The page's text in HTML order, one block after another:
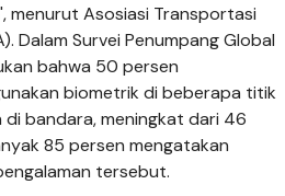
menurut Asosiasi Transportasi
Dalam Survei Penumpang Global
bahwa 50 persen
biometrik di beberapa titik
di bandara, meningkat dari 46
85 persen mengatakan
tersebut.